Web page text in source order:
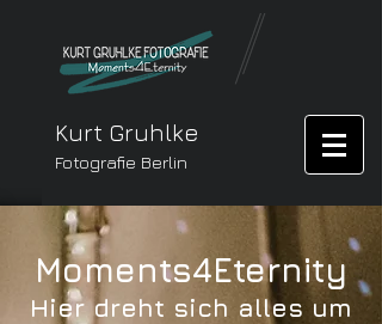
Kurt Gruhlke
Fotografie Berlin
Moments4Eternity
Hier dreht sich alles um